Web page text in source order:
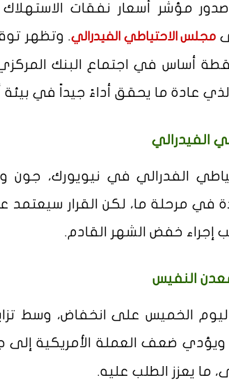
صدور مؤشر أسعار نفقات
مجلس الاحتياطي الفيدرالي
بمقدار 25 نقطة أساس في اجتماع
الذي عادة ما يحقق أداءً جيداً في بيئة
الفيدرالي
الفدرالي في نيويورك، جون
في مرحلة ما، لكن القرار سيعتمد
إجراء خفض الشهر القادم.
النفيس
اليوم الخميس على انخفاض، وسط
ويؤدي ضعف العملة الأمريكية إلى
ما يعزز الطلب عليه.